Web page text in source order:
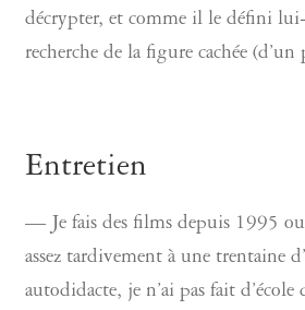
décrypter, et comme il le défini
recherche de la figure cachée (d’un
Entretien
— Je fais des films depuis 1995 ou
assez tardivement à une trentaine
autodidacte, je n’ai pas fait d’école